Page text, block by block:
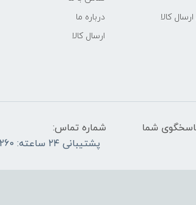
کالا
درباره ما
ارسال کالا
پاسخگوی شما
شماره تماس:
پشتیبانی ۲۴ ساعته: 09196726260